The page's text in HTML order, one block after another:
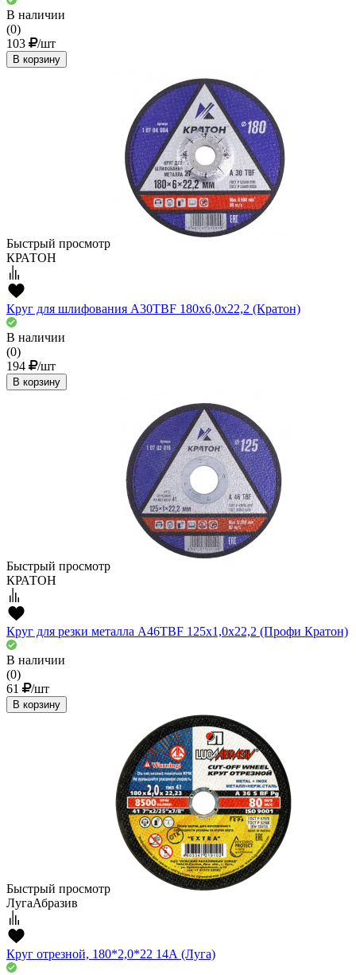
В наличии
(0)
103
/шт
В корзину
Быстрый просмотр
КРАТОН
Круг для шлифования A30TBF 180х6,0х22,2 (Кратон)
В наличии
(0)
194
/шт
В корзину
Быстрый просмотр
КРАТОН
Круг для резки металла A46TBF 125х1,0х22,2 (Профи Кратон)
В наличии
(0)
61
/шт
В корзину
Быстрый просмотр
ЛугаАбразив
Круг отрезной, 180*2,0*22 14А (Луга)